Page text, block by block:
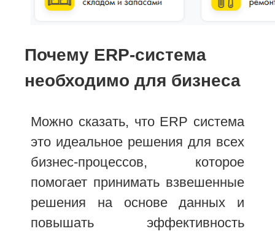
Почему ERP-система
необходимо для бизнеса
Можно сказать, что ERP система
это идеальное решения для всех
бизнес-процессов, которое
помогает принимать взвешенные
решения на основе данных и
повышать эффективность